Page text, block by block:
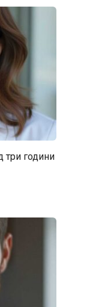
три години